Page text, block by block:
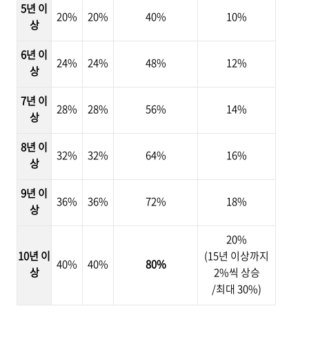
5년 이
상
20% 20% 40% 10%
6년 이
상
24% 24% 48% 12%
7년 이
상
28% 28% 56% 14%
8년 이
상
32% 32% 64% 16%
9년 이
상
36% 36% 72% 18%
10년 이
상
40% 40% 80%
20%
(15년 이상까지
2%씩 상승
/최대 30%)